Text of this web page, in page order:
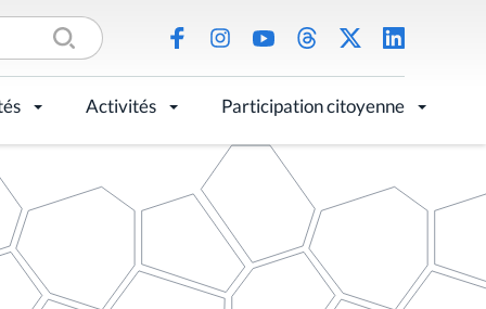
Activités Participation citoyenne